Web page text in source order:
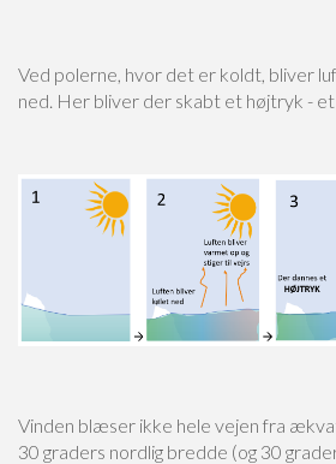
Ved polerne, hvor det er koldt, bliver
ned. Her bliver der skabt et højtryk -
Vinden blæser ikke hele vejen fra
30 graders nordlig bredde (og 30